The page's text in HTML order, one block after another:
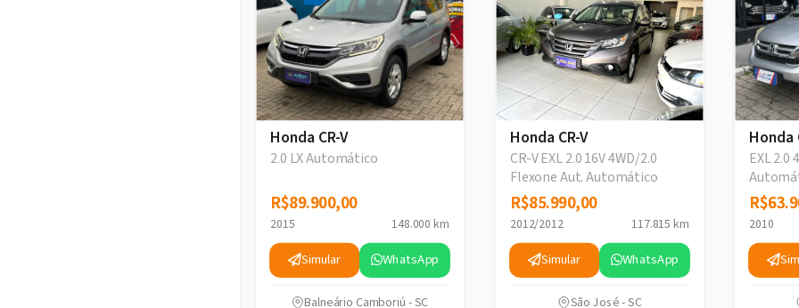
Honda CR-V
2.0 LX Automático
R$89.900,00
R$89.900,00
2015 148.000 km
Simular WhatsApp
Balneário Camboriú - SC
Honda CR-V
CR-V EXL 2.0 16V 4WD/2.0
Flexone Aut. Automático
R$85.990,00
R$85.990,00
2012/2012 117.815 km
Simular WhatsApp
São José - SC
Honda
EXL 2.0
2010